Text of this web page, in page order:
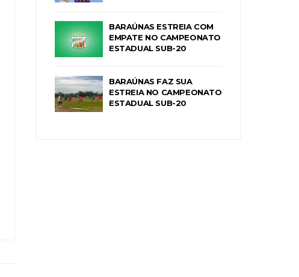
BARAÚNAS ESTREIA COM
EMPATE NO CAMPEONATO
ESTADUAL SUB-20
BARAÚNAS FAZ SUA
ESTREIA NO CAMPEONATO
ESTADUAL SUB-20